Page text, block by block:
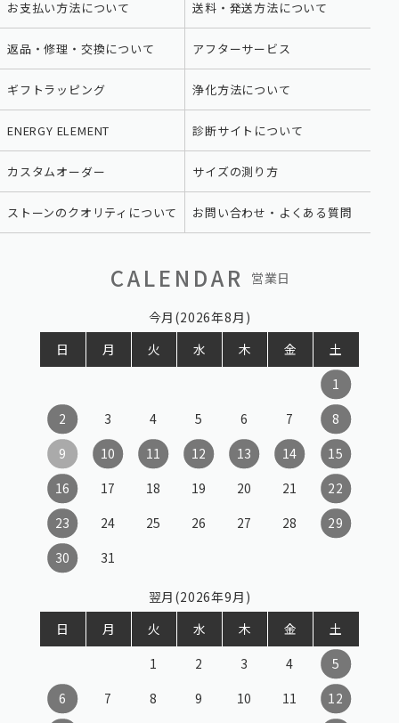
お支払い方法について 送料・発送方法について
返品・修理・交換について アフターサービス
ギフトラッピング 浄化方法について
ENERGY ELEMENT 診断サイトについて
カスタムオーダー サイズの測り方
ストーンのクオリティについて お問い合わせ・よくある質問
CALENDAR 営業日
今月(2026年8月)
日
月 火 水 木 金
土
1
2
3 4 5 6 7
8
9
10 11 12 13 14
15
16
17 18 19 20 21
22
23
24 25 26 27 28
29
30
31
翌月(2026年9月)
日
月 火 水 木 金
土
1
2 3 4
5
6
7 8 9 10 11
12